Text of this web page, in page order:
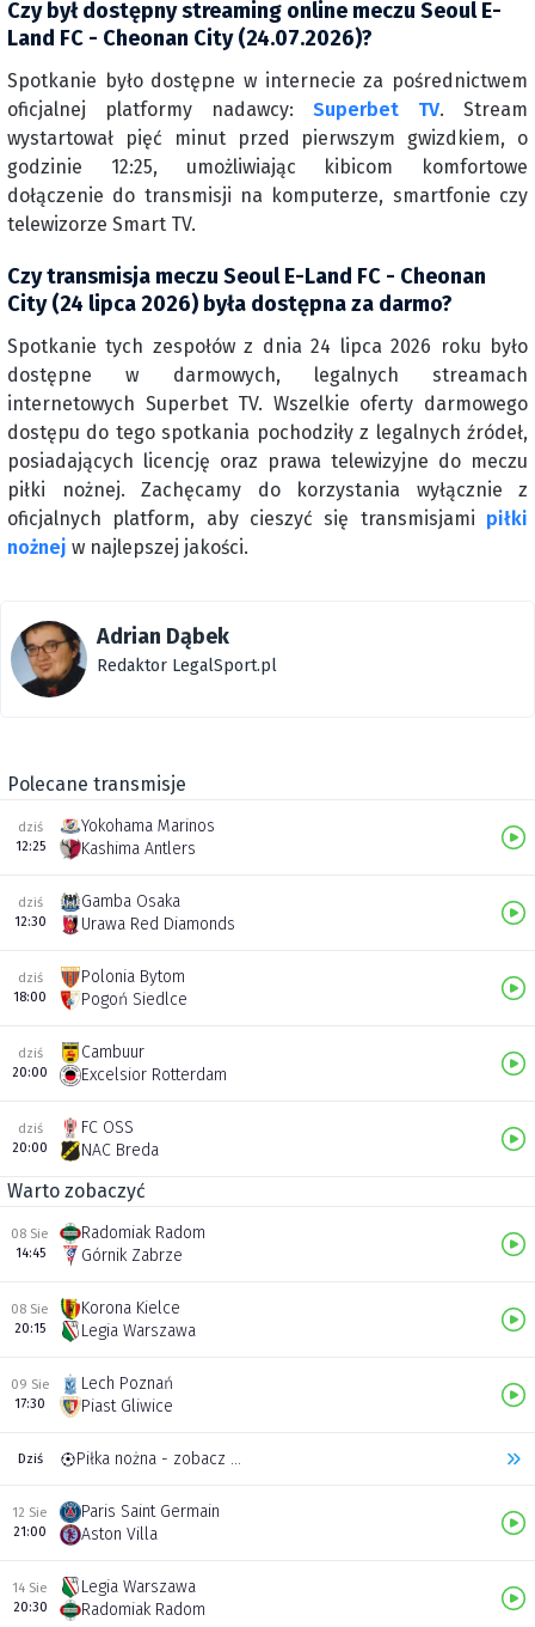
Czy był dostępny streaming online meczu Seoul E-
Land FC - Cheonan City (24.07.2026)?
Spotkanie było dostępne w internecie za pośrednictwem
oficjalnej platformy nadawcy: Superbet TV. Stream
wystartował pięć minut przed pierwszym gwizdkiem, o
godzinie 12:25, umożliwiając kibicom komfortowe
dołączenie do transmisji na komputerze, smartfonie czy
telewizorze Smart TV.
Czy transmisja meczu Seoul E-Land FC - Cheonan
City (24 lipca 2026) była dostępna za darmo?
Spotkanie tych zespołów z dnia 24 lipca 2026 roku było
dostępne w darmowych, legalnych streamach
internetowych Superbet TV. Wszelkie oferty darmowego
dostępu do tego spotkania pochodziły z legalnych źródeł,
posiadających licencję oraz prawa telewizyjne do meczu
piłki nożnej. Zachęcamy do korzystania wyłącznie z
oficjalnych platform, aby cieszyć się transmisjami piłki
nożnej w najlepszej jakości.
Adrian Dąbek
Redaktor LegalSport.pl
Polecane transmisje
dziś
12:25
Yokohama Marinos
Kashima Antlers
dziś
12:30
Gamba Osaka
Urawa Red Diamonds
dziś
18:00
Polonia Bytom
Pogoń Siedlce
dziś
20:00
Cambuur
Excelsior Rotterdam
dziś
20:00
FC OSS
NAC Breda
Warto zobaczyć
08 Sie
14:45
Radomiak Radom
Górnik Zabrze
08 Sie
20:15
Korona Kielce
Legia Warszawa
09 Sie
17:30
Lech Poznań
Piast Gliwice
Dziś Piłka nożna - zobacz inne transmisje
12 Sie
21:00
Paris Saint Germain
Aston Villa
14 Sie
20:30
Legia Warszawa
Radomiak Radom